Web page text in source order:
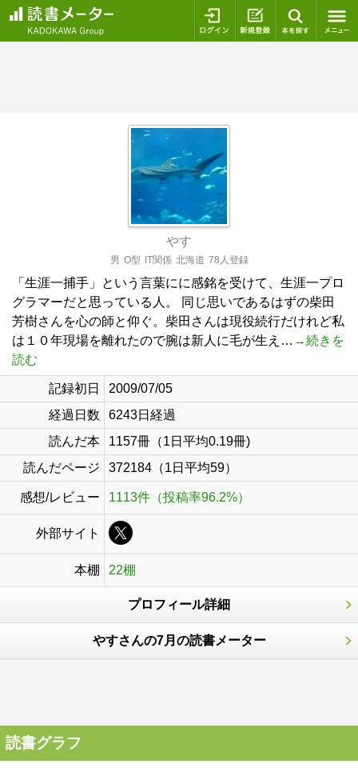
ログイン 新規登録
やす
男 O型 IT関係 北海道 78人登録
「生涯一捕手」という言葉にに感銘を受けて、生涯一プロ
グラマーだと思っている人。 同じ思いであるはずの柴田
芳樹さんを心の師と仰ぐ。柴田さんは現役続行だけれど私
は１０年現場を離れたので腕は新人に毛が生え… →続きを
読む
記録初日
2009/07/05
経過日数
6243日経過
読んだ本
1157冊（1日平均0.19冊)
読んだページ
372184（1日平均59）
感想/レビュー 1113件（投稿率96.2%）
外部サイト
本棚 22棚
プロフィール詳細
やすさんの7月の読書メーター
読書グラフ